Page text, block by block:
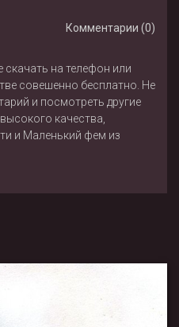
Комментарии (0)
на телефон или
совешенно бесплатно. Не
и посмотреть другие
качества,
и Маленький фем из